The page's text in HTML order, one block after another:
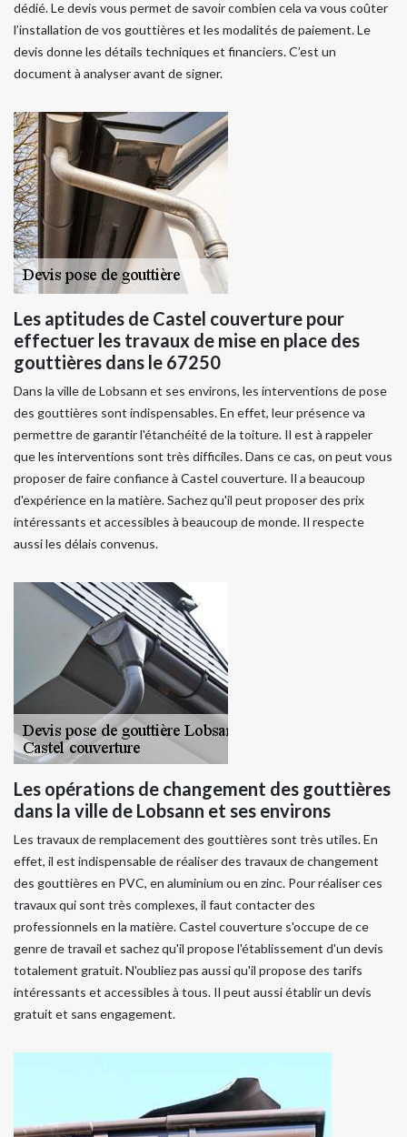
dédié. Le devis vous permet de savoir combien cela va vous coûter
l’installation de vos gouttières et les modalités de paiement. Le
devis donne les détails techniques et financiers. C’est un
document à analyser avant de signer.
Les aptitudes de Castel couverture pour
effectuer les travaux de mise en place des
gouttières dans le 67250
Dans la ville de Lobsann et ses environs, les interventions de pose
des gouttières sont indispensables. En effet, leur présence va
permettre de garantir l'étanchéité de la toiture. Il est à rappeler
que les interventions sont très difficiles. Dans ce cas, on peut vous
proposer de faire confiance à Castel couverture. Il a beaucoup
d'expérience en la matière. Sachez qu'il peut proposer des prix
intéressants et accessibles à beaucoup de monde. Il respecte
aussi les délais convenus.
Les opérations de changement des gouttières
dans la ville de Lobsann et ses environs
Les travaux de remplacement des gouttières sont très utiles. En
effet, il est indispensable de réaliser des travaux de changement
des gouttières en PVC, en aluminium ou en zinc. Pour réaliser ces
travaux qui sont très complexes, il faut contacter des
professionnels en la matière. Castel couverture s'occupe de ce
genre de travail et sachez qu'il propose l'établissement d'un devis
totalement gratuit. N'oubliez pas aussi qu'il propose des tarifs
intéressants et accessibles à tous. Il peut aussi établir un devis
gratuit et sans engagement.